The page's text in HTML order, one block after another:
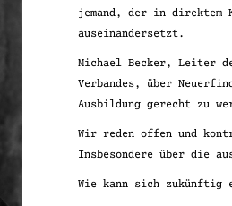
jemand, der in direktem
auseinandersetzt.
Michael Becker, Leiter
Verbandes, über
Ausbildung gerecht zu
Wir reden offen und
Insbesondere über die
Wie kann sich zukünftig